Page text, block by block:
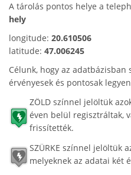
A tárolás pontos helye a
hely
longitude: 20.610506
latitude: 47.006245
Célunk, hogy az
érvényesek és pontosak
ZÖLD színnel jelöltük
éven belül regisztráltak,
frissítették.
SZÜRKE színnel jelöltük
melyeknek az adatai két